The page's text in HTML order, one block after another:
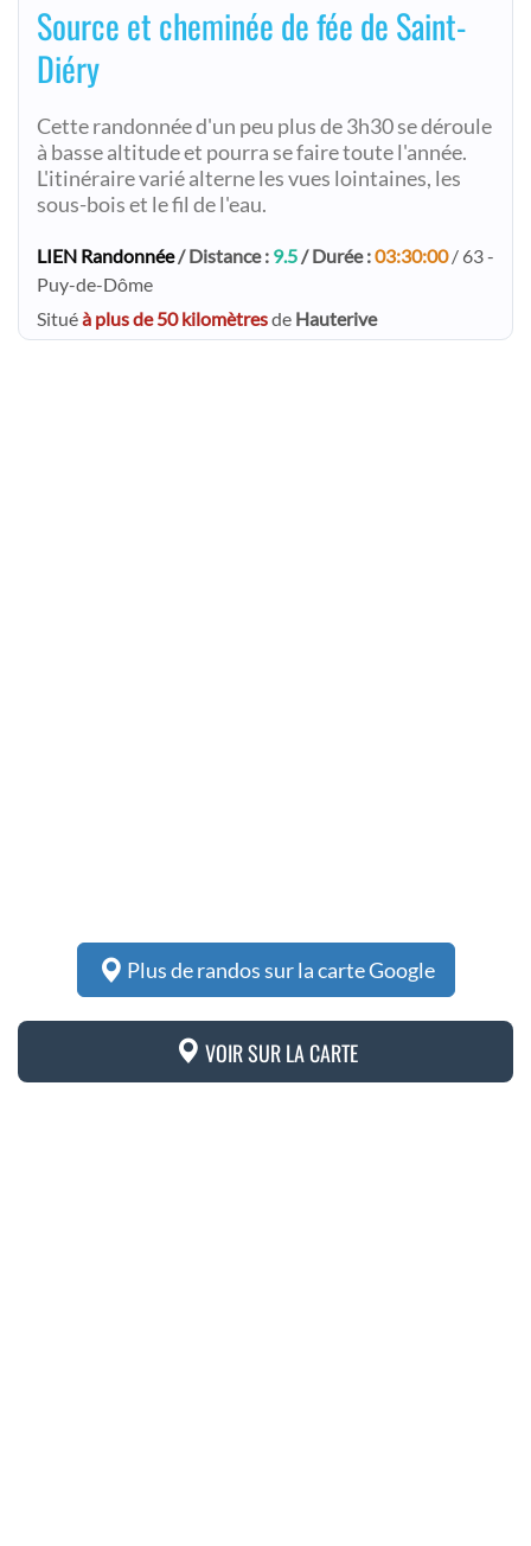
Source et cheminée de fée de Saint-
Diéry
Cette randonnée d'un peu plus de 3h30 se déroule
à basse altitude et pourra se faire toute l'année.
L'itinéraire varié alterne les vues lointaines, les
sous-bois et le fil de l'eau.
LIEN Randonnée/ Distance : 9.5/ Durée :03:30:00/ 63 -
Puy-de-Dôme
Situéà plus de 50 kilomètresde Hauterive
Plus de randos sur la carte Google
VOIR SUR LA CARTE